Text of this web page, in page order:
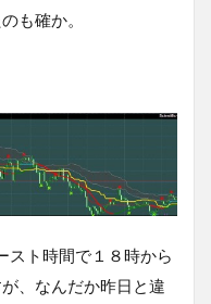
も確か。
ト時間で１８時から
、なんだか昨日と違